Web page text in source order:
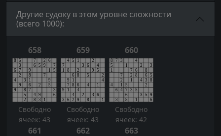
Другие судоку в этом уровне сложности
(всего 1000):
658
Свободно
ячеек: 43
659
Свободно
ячеек: 43
660
Свободно
ячеек: 42
661 662 663